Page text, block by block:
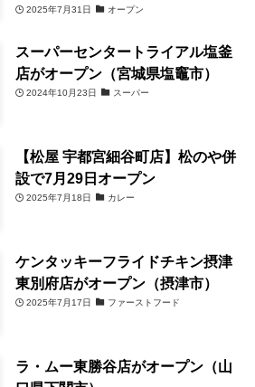
2025年7月31日 オープン
スーパーセンタートライアル塩釜
店がオープン（宮城県塩竈市）
2024年10月23日 スーパー
【松屋 宇都宮細谷町店】松のや併
設で7月29日オープン
2025年7月18日 カレー
ケンタッキーフライドチキン摂津
東別府店がオープン（摂津市）
2025年7月17日 ファーストフード
ラ・ムー東勝谷店がオープン（山